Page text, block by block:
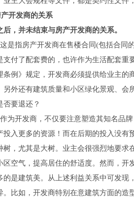
开发商的关系
并未结束与房产开发商的关系。
这是指房产开发商在售楼合同(包括合同
支付了配套费的，也许作为生活配套
条例》规定，开发商必须提供给业主
另外还有建筑质量和小区绿化景观、
否要退还？
作为开发商，不仅要注意塑造其知名品
投入更多的资源！而在后期的投入没
树，尤其是大树。业主会很强烈地要
区空气，提高居住的舒适度。然而，
是建筑美。从上述利益关系中可发现
。比如，开发商特别在意建筑方面的